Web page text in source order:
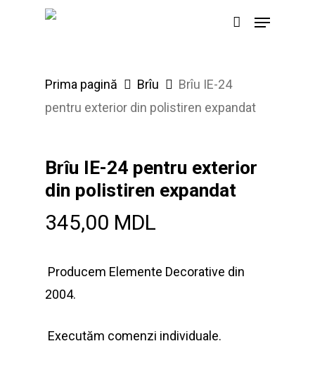
Menu
Prima pagină Brîu
Brîu IE-24
pentru exterior din polistiren expandat
Brîu IE-24 pentru exterior
din polistiren expandat
345,00 MDL
Producem Elemente Decorative din
2004.
Executăm comenzi individuale.